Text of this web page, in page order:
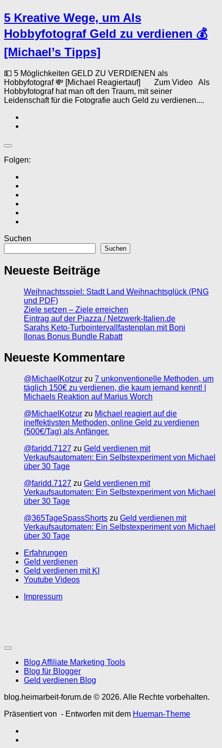
5 Kreative Wege, um Als
Hobbyfotograf Geld zu verdienen 💰
[Michael’s Tipps]
💵 5 Möglichkeiten GELD ZU VERDIENEN als
Hobbyfotograf 💸 [Michael Reagiertauf] Zum Video Als
Hobbyfotograf hat man oft den Traum, mit seiner
Leidenschaft für die Fotografie auch Geld zu verdienen....
Folgen:
Suchen
Suchen
Neueste Beiträge
Weihnachtsspiel: Stadt Land Weihnachtsglück (PNG
und PDF)
Ziele setzen – Ziele erreichen
Eintrag auf der Piazza / Netzwerk-Italien.de
Sarahs Keto-Turbointervallfastenplan mit Boni
Ilonas Bonus Bundle Rabatt
Neueste Kommentare
@MichaelKotzur zu 7 unkonventionelle Methoden, um
täglich 150€ zu verdienen, die kaum jemand kennt! |
Michaels Reaktion auf Marius Worch
@MichaelKotzur zu Michael reagiert auf die
ineffektivsten Methoden, online Geld zu verdienen
(500€/Tag) als Anfänger.
@faridd.7127 zu Geld verdienen mit
Verkaufsautomaten: Ein Selbstexperiment von Michael
über 30 Tage
@faridd.7127 zu Geld verdienen mit
Verkaufsautomaten: Ein Selbstexperiment von Michael
über 30 Tage
@365TageSpassShorts zu Geld verdienen mit
Verkaufsautomaten: Ein Selbstexperiment von Michael
über 30 Tage
Erfahrungen
Geld verdienen
Geld verdienen mit KI
Youtube Videos
Impressum
Blog Affiliate Marketing Tools
Blog für Blogger
Geld verdienen Blog
blog.heimarbeit-forum.de © 2026. Alle Rechte vorbehalten.
Präsentiert von - Entworfen mit dem Hueman-Theme